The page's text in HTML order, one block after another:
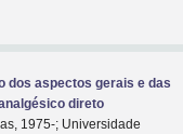
dos aspectos gerais e das
direto
1975-; Universidade